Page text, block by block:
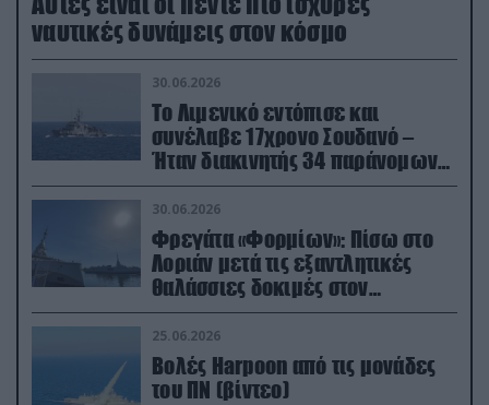
ναυτικές δυνάμεις στον κόσμο
30.06.2026
Το Λιμενικό εντόπισε και
συνέλαβε 17χρονο Σουδανό –
Ήταν διακινητής 34 παράνομων
μεταναστών
30.06.2026
Φρεγάτα «Φορμίων»: Πίσω στο
Λοριάν μετά τις εξαντλητικές
θαλάσσιες δοκιμές στον
απαιτητικό Βισκαϊκό
25.06.2026
Βολές Harpoon από τις μονάδες
του ΠΝ (βίντεο)